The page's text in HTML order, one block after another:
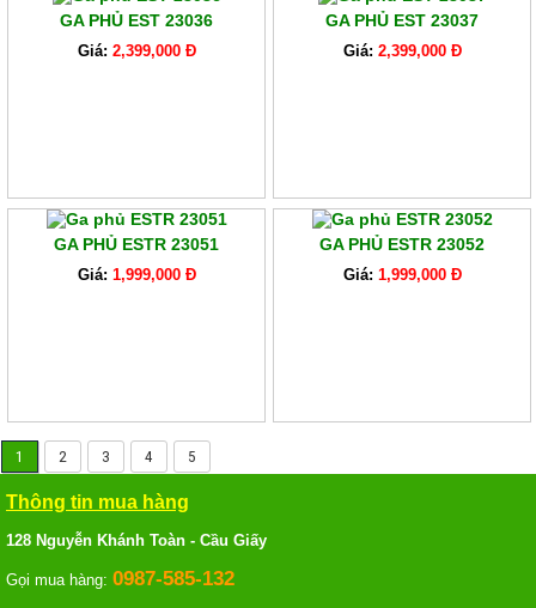
GA PHỦ EST 23036
Giá: 2,399,000 Đ
GA PHỦ EST 23037
Giá: 2,399,000 Đ
GA PHỦ ESTR 23051
Giá: 1,999,000 Đ
GA PHỦ ESTR 23052
Giá: 1,999,000 Đ
1 2 3 4 5
Thông tin mua hàng
128 Nguyễn Khánh Toàn - Cầu Giấy
Gọi mua hàng: 0987-585-132